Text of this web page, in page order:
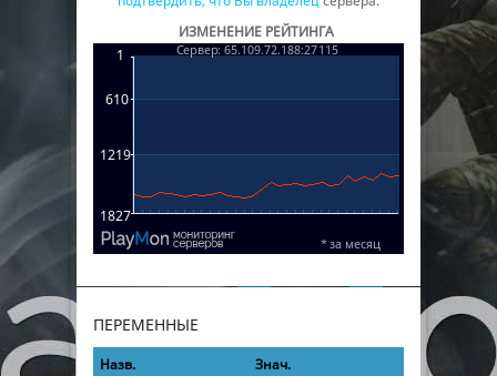
ИЗМЕНЕНИЕ РЕЙТИНГА
ПЕРЕМЕННЫЕ
Назв.
Знач.